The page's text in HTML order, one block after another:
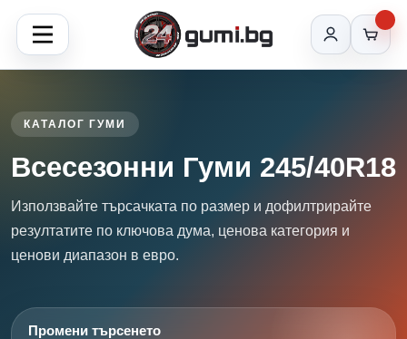
КАТАЛОГ ГУМИ
Всесезонни Гуми 245/40R18
Използвайте търсачката по размер и дофилтрирайте
резултатите по ключова дума, ценова категория и
ценови диапазон в евро.
Промени търсенето